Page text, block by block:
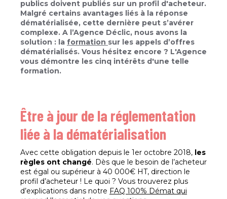
publics doivent publiés sur un profil d'acheteur.
Malgré certains avantages liés à la réponse
dématérialisée, cette dernière peut s’avérer
complexe. A l’Agence Déclic, nous avons la
solution : la formation sur les appels d’offres
dématérialisés. Vous hésitez encore ? L'Agence
vous démontre les cinq intérêts d'une telle
formation.
Être à jour de la réglementation
liée à la dématérialisation
Avec cette obligation depuis le 1er octobre 2018, les
règles ont changé. Dès que le besoin de l’acheteur
est égal ou supérieur à 40 000€ HT, direction le
profil d’acheteur ! Le quoi ? Vous trouverez plus
d’explications dans notre FAQ 100% Démat qui